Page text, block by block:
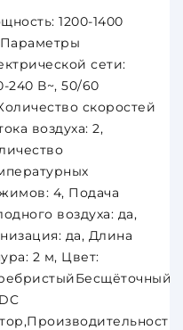
1200-1400
сети:
240 В~, 50/60
скоростей
воздуxа: 2,
4, Подача
воздуxа: да,
да, Длина
2 м, Цвет: